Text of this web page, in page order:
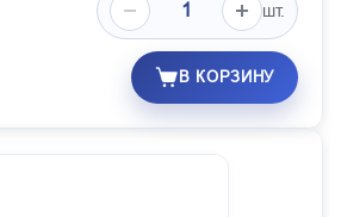
шт.
В КОРЗИНУ